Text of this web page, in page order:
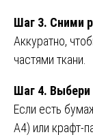
Шаг 3. Сними
Аккуратно,
частями ткани.
Шаг 4. Выбери
Если есть
А4) или крафт-